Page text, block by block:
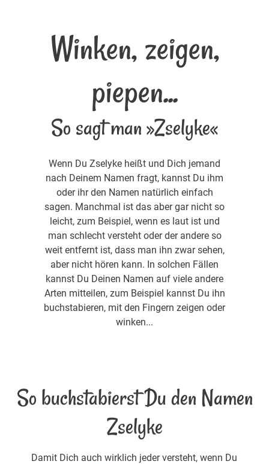
Winken, zeigen,
piepen...
So sagt man »Zselyke«
Wenn Du Zselyke heißt und Dich jemand
nach Deinem Namen fragt, kannst Du ihm
oder ihr den Namen natürlich einfach
sagen. Manchmal ist das aber gar nicht so
leicht, zum Beispiel, wenn es laut ist und
man schlecht versteht oder der andere so
weit entfernt ist, dass man ihn zwar sehen,
aber nicht hören kann. In solchen Fällen
kannst Du Deinen Namen auf viele andere
Arten mitteilen, zum Beispiel kannst Du ihn
buchstabieren, mit den Fingern zeigen oder
winken...
So buchstabierst Du den Namen
Zselyke
Damit Dich auch wirklich jeder versteht, wenn Du